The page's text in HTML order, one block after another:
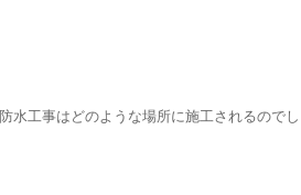
防水工事はどのような場所に施工されるのでし